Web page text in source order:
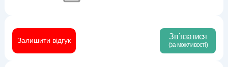
Залишити відгук Зв`язатися
(за можливості)